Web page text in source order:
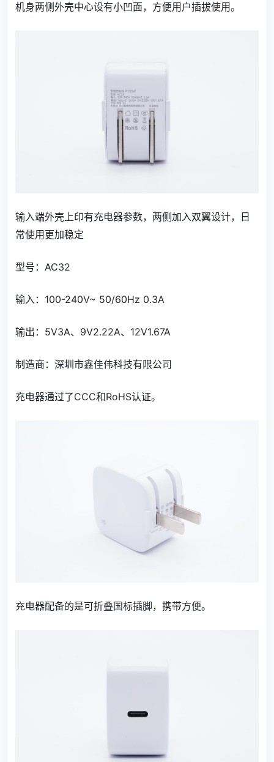
机身两侧外壳中心设有小凹面，方便用户插拔使用。
输入端外壳上印有充电器参数，两侧加入双翼设计，日
常使用更加稳定
型号：AC32
输入：100-240V~ 50/60Hz 0.3A
输出：5V3A、9V2.22A、12V1.67A
制造商：深圳市鑫佳伟科技有限公司
充电器通过了CCC和RoHS认证。
充电器配备的是可折叠国标插脚，携带方便。